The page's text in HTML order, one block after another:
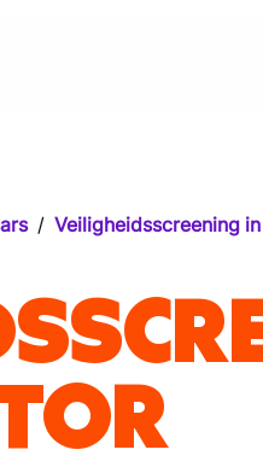
/ Veiligheidsscreening